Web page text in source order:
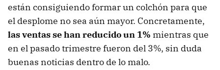
están consiguiendo formar un colchón para que
el desplome no sea aún mayor. Concretamente,
las ventas se han reducido un 1% mientras que
en el pasado trimestre fueron del 3%, sin duda
buenas noticias dentro de lo malo.